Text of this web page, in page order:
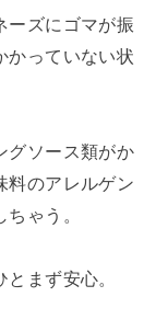
ーズにゴマが振
かっていない状
グソース類がか
料のアレルゲン
ゃう。
まず安心。